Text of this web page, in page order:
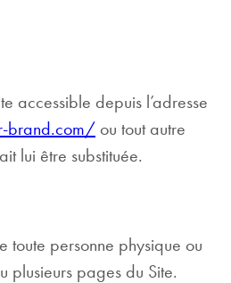
accessible depuis l’adresse
brand.com/ ou tout autre
lui être substituée.
toute personne physique ou
plusieurs pages du Site.